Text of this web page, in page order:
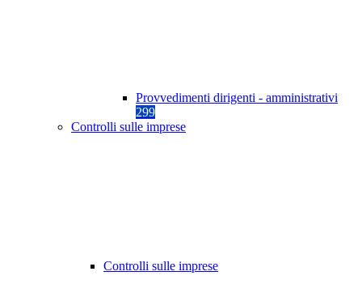
Provvedimenti dirigenti - amministrativi
299
Controlli sulle imprese
Controlli sulle imprese